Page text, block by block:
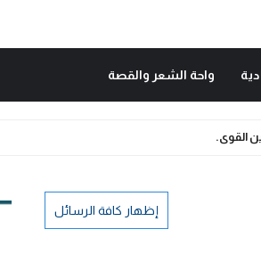
واحة الشعر والقصة
القوى.
إظهار كافة الرسائل